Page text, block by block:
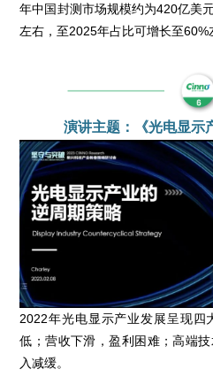
年中国封测市场规模约为420亿美
左右，至2025年占比可增长至60%
演讲主题：《光电显示
2022年光电显示产业发展呈现四
低；营收下滑，盈利困难；高端
入减缓。